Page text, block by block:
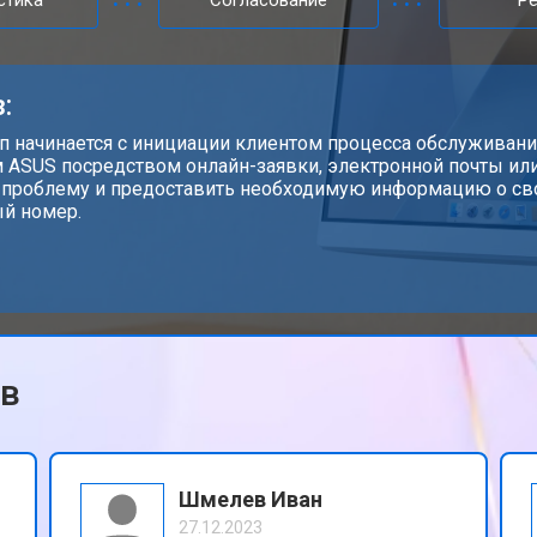
начинается с инициации клиентом процесса
посредством онлайн-заявки, электронной почты
проблему и предоставить необходимую информацию о
номер.
Шмелев Иван
27.12.2023